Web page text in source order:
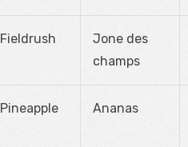
Fieldrush
Jone des
champs
Pineapple Ananas